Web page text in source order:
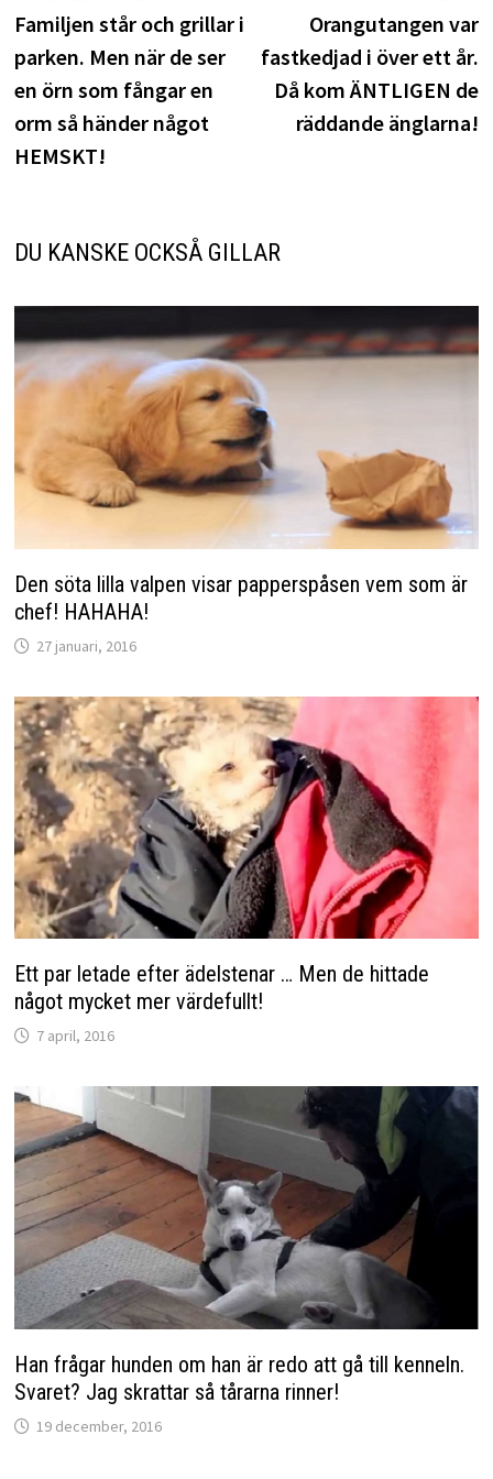
inlägg:
Familjen står och grillar i
parken. Men när de ser
en örn som fångar en
orm så händer något
HEMSKT!
Orangutangen var
fastkedjad i över ett år.
Då kom ÄNTLIGEN de
räddande änglarna!
DU KANSKE OCKSÅ GILLAR
Den söta lilla valpen visar papperspåsen vem som är
chef! HAHAHA!
27 januari, 2016
Ett par letade efter ädelstenar … Men de hittade
något mycket mer värdefullt!
7 april, 2016
Han frågar hunden om han är redo att gå till kenneln.
Svaret? Jag skrattar så tårarna rinner!
19 december, 2016